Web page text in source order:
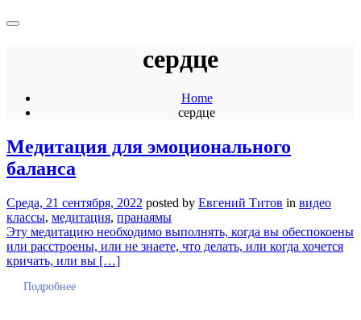
сердце
Home
сердце
Медитация для эмоционального
баланса
Среда, 21 сентября, 2022 posted by Евгений Титов in видео
классы, медитация, пранаямы
Эту медитацию необходимо выполнять, когда вы обеспокоены
или расстроены, или не знаете, что делать, или когда хочется
кричать, или вы […]
Подробнее